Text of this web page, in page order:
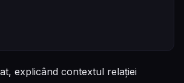
explicând contextul relației